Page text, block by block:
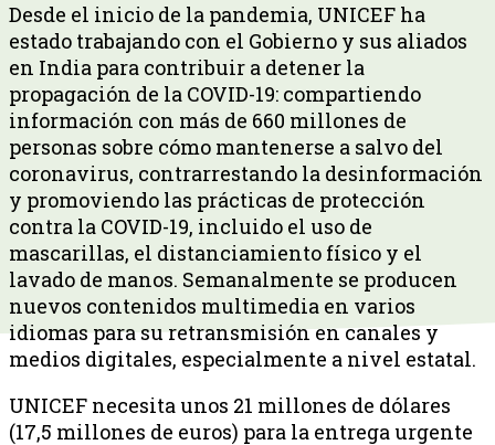
Desde el inicio de la pandemia, UNICEF ha
estado trabajando con el Gobierno y sus aliados
en India para contribuir a detener la
propagación de la COVID-19: compartiendo
información con más de 660 millones de
personas sobre cómo mantenerse a salvo del
coronavirus, contrarrestando la desinformación
y promoviendo las prácticas de protección
contra la COVID-19, incluido el uso de
mascarillas, el distanciamiento físico y el
lavado de manos. Semanalmente se producen
nuevos contenidos multimedia en varios
idiomas para su retransmisión en canales y
medios digitales, especialmente a nivel estatal.
UNICEF necesita unos 21 millones de dólares
(17,5 millones de euros) para la entrega urgente